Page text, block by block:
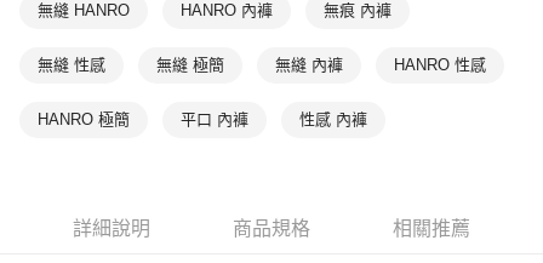
宅配
無縫 HANRO HANRO 內褲 無痕 內褲
無縫 性感 無縫 極簡 無縫 內褲 HANRO 性感
HANRO 極簡 平口 內褲 性感 內褲
詳細說明 商品規格 相關推薦